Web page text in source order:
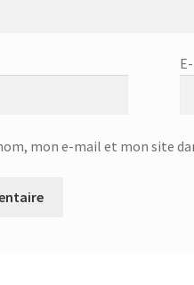
mon e-mail et mon site